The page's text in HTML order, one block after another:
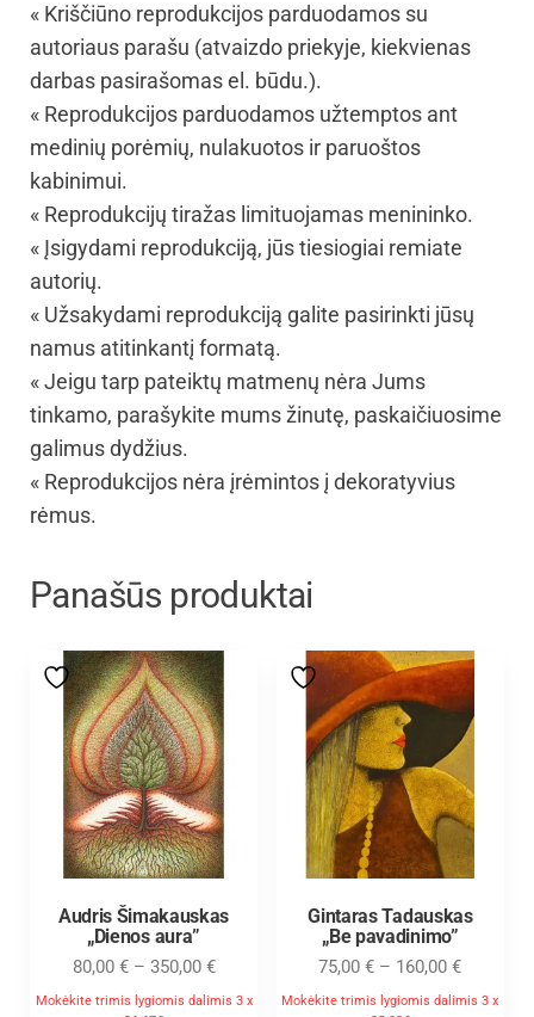
« Kriščiūno reprodukcijos parduodamos su
autoriaus parašu (atvaizdo priekyje, kiekvienas
darbas pasirašomas el. būdu.).
« Reprodukcijos parduodamos užtemptos ant
medinių porėmių, nulakuotos ir paruoštos
kabinimui.
« Reprodukcijų tiražas limituojamas menininko.
« Įsigydami reprodukciją, jūs tiesiogiai remiate
autorių.
« Užsakydami reprodukciją galite pasirinkti jūsų
namus atitinkantį formatą.
« Jeigu tarp pateiktų matmenų nėra Jums
tinkamo, parašykite mums žinutę, paskaičiuosime
galimus dydžius.
« Reprodukcijos nėra įrėmintos į dekoratyvius
rėmus.
Panašūs produktai
Audris Šimakauskas
„Dienos aura”
80,00 € – 350,00 €
Mokėkite trimis lygiomis dalimis 3 x
Gintaras Tadauskas
„Be pavadinimo”
75,00€ – 160,00€
Mokėkite trimis lygiomis dalimis 3 x